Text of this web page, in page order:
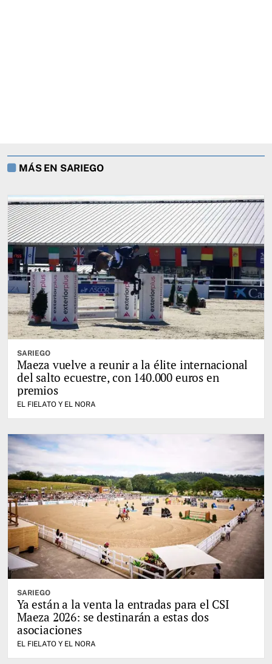
MÁS EN SARIEGO
SARIEGO
Maeza vuelve a reunir a la élite internacional
del salto ecuestre, con 140.000 euros en
premios
EL FIELATO Y EL NORA
SARIEGO
Ya están a la venta la entradas para el CSI
Maeza 2026: se destinarán a estas dos
asociaciones
EL FIELATO Y EL NORA